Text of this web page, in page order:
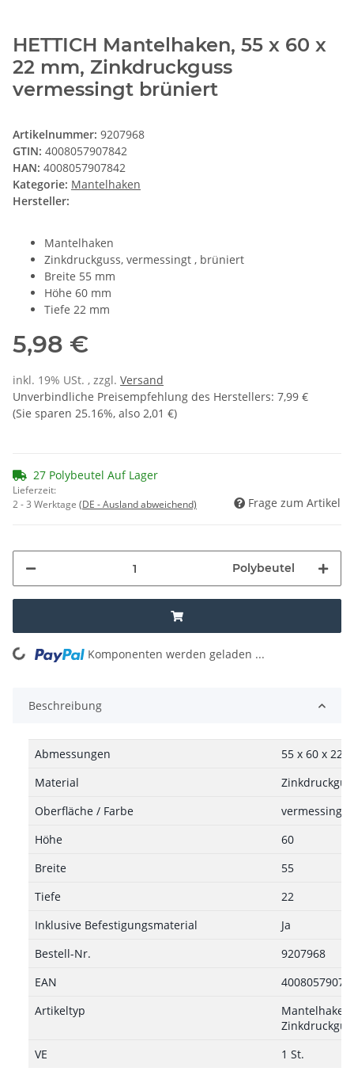
HETTICH Mantelhaken, 55 x 60 x
22 mm, Zinkdruckguss
vermessingt brüniert
Artikelnummer: 9207968
GTIN: 4008057907842
HAN: 4008057907842
Kategorie: Mantelhaken
Hersteller:
Mantelhaken
Zinkdruckguss, vermessingt , brüniert
Breite 55 mm
Höhe 60 mm
Tiefe 22 mm
5,98 €
inkl. 19% USt. , zzgl. Versand
Unverbindliche Preisempfehlung des Herstellers: 7,99 €
(Sie sparen 25.16%, also 2,01 €)
27 Polybeutel Auf Lager
Lieferzeit:
2 - 3 Werktage (DE - Ausland abweichend) Frage zum Artikel
Polybeutel
Loading... Komponenten werden geladen ...
Beschreibung
Abmessungen
55 x 60 x 22
Material
Oberfläche / Farbe
Höhe
60
Breite
55
Tiefe
22
Inklusive Befestigungsmaterial
Ja
Bestell-Nr.
9207968
EAN
Artikeltyp
VE
1 St.